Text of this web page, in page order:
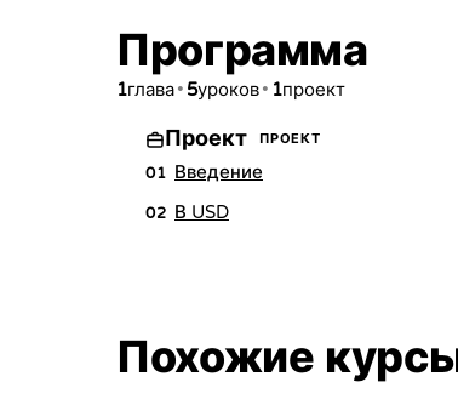
Программа
1глава• 5уроков• 1проект
Проект ПРОЕКТ
01 Введение
02 В USD
Похожие